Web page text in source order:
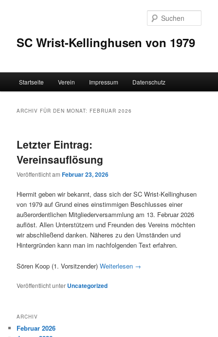
SC Wrist-Kellinghusen von 1979
Startseite Verein Impressum Datenschutz
ARCHIV FÜR DEN MONAT: FEBRUAR 2026
Letzter Eintrag:
Vereinsauflösung
Veröffentlicht amFebruar 23, 2026
Hiermit geben wir bekannt, dass sich der SC Wrist-Kellinghusen
von 1979 auf Grund eines einstimmigen Beschlusses einer
außerordentlichen Mitgliederversammlung am 13. Februar 2026
auflöst. Allen Unterstützern und Freunden des Vereins möchten
wir abschließend danken. Näheres zu den Umständen und
Hintergründen kann man im nachfolgenden Text erfahren.
Sören Koop (1. Vorsitzender)Weiterlesen →
Veröffentlicht unter Uncategorized
ARCHIV
Februar 2026